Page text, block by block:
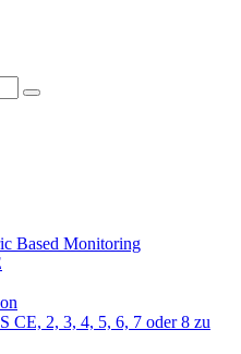
Based Monitoring
CE, 2, 3, 4, 5, 6, 7 oder 8 zu